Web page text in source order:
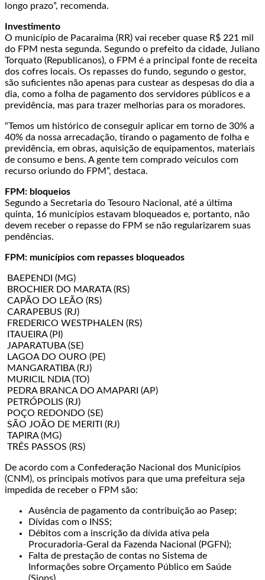
longo prazo”, recomenda.
Investimento
O município de Pacaraima (RR) vai receber quase R$ 221 mil
do FPM nesta segunda. Segundo o prefeito da cidade, Juliano
Torquato (Republicanos), o FPM é a principal fonte de receita
dos cofres locais. Os repasses do fundo, segundo o gestor,
são suficientes não apenas para custear as despesas do dia a
dia, como a folha de pagamento dos servidores públicos e a
previdência, mas para trazer melhorias para os moradores.
“Temos um histórico de conseguir aplicar em torno de 30% a
40% da nossa arrecadação, tirando o pagamento de folha e
previdência, em obras, aquisição de equipamentos, materiais
de consumo e bens. A gente tem comprado veículos com
recurso oriundo do FPM”, destaca.
FPM: bloqueios
Segundo a Secretaria do Tesouro Nacional, até a última
quinta, 16 municípios estavam bloqueados e, portanto, não
devem receber o repasse do FPM se não regularizarem suas
pendências.
FPM: municípios com repasses bloqueados
BAEPENDI (MG)
BROCHIER DO MARATA (RS)
CAPÃO DO LEÃO (RS)
CARAPEBUS (RJ)
FREDERICO WESTPHALEN (RS)
ITAUEIRA (PI)
JAPARATUBA (SE)
LAGOA DO OURO (PE)
MANGARATIBA (RJ)
MURICIL NDIA (TO)
PEDRA BRANCA DO AMAPARI (AP)
PETRÓPOLIS (RJ)
POÇO REDONDO (SE)
SÃO JOÃO DE MERITI (RJ)
TAPIRA (MG)
TRÊS PASSOS (RS)
De acordo com a Confederação Nacional dos Municípios
(CNM), os principais motivos para que uma prefeitura seja
impedida de receber o FPM são:
Ausência de pagamento da contribuição ao Pasep;
Dívidas com o INSS;
Débitos com a inscrição da dívida ativa pela
Procuradoria-Geral da Fazenda Nacional (PGFN);
Falta de prestação de contas no Sistema de
Informações sobre Orçamento Público em Saúde